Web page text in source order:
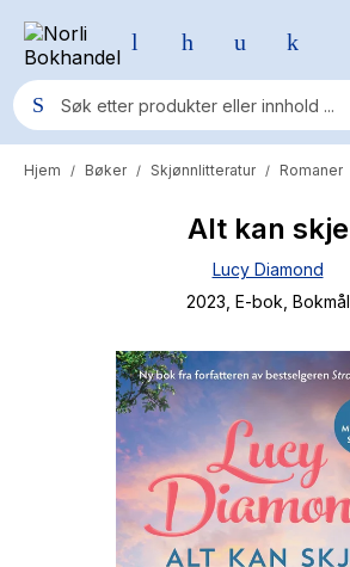
Populære søk
Fury Bound - Sable Sorensen
Yesteryear
Elizabeth Strout
Hypopressiv trening
The Housemaid
Hjem / Bøker / Skjønnlitteratur / Romaner
Alt kan skje
Lucy Diamond
2023 , E-bok , Bokmål